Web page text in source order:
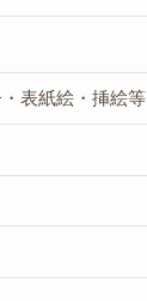
表紙絵・挿絵等